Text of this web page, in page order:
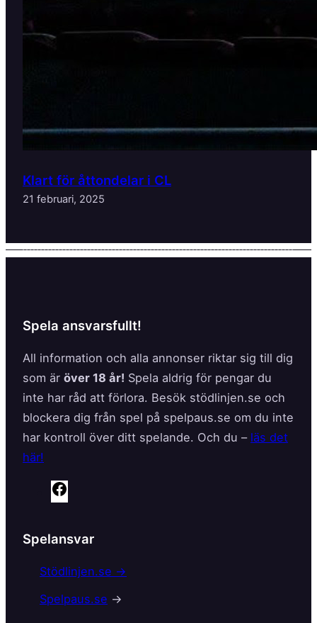
Klart för åttondelar i CL
21 februari, 2025
Spela ansvarsfullt!
All information och alla annonser riktar sig till dig
som är över 18 år! Spela aldrig för pengar du
inte har råd att förlora. Besök stödlinjen.se och
blockera dig från spel på spelpaus.se om du inte
har kontroll över ditt spelande. Och du – läs det
här!
e
b
o
Spelansvar
Stödlinjen.se →
Spelpaus.se →